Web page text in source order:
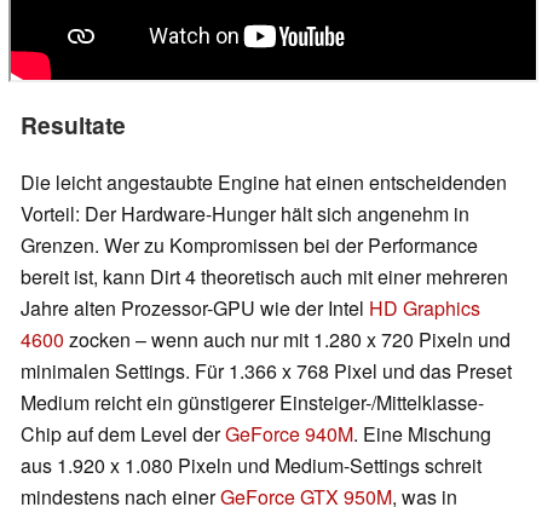
Resultate
Die leicht angestaubte Engine hat einen entscheidenden
Vorteil: Der Hardware-Hunger hält sich angenehm in
Grenzen. Wer zu Kompromissen bei der Performance
bereit ist, kann Dirt 4 theoretisch auch mit einer mehreren
Jahre alten Prozessor-GPU wie der Intel HD Graphics
4600 zocken – wenn auch nur mit 1.280 x 720 Pixeln und
minimalen Settings. Für 1.366 x 768 Pixel und das Preset
Medium reicht ein günstigerer Einsteiger-/Mittelklasse-
Chip auf dem Level derGeForce 940M. Eine Mischung
aus 1.920 x 1.080 Pixeln und Medium-Settings schreit
mindestens nach einerGeForce GTX 950M, was in